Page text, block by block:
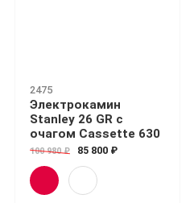
2475
Электрокамин
Stanley 26 GR с
очагом Cassette 630
100 980 ₽ 85 800 ₽